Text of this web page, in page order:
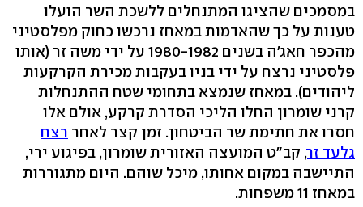
במסמכים שהציגו המתנחלים ללשכת השר הועלו
טענות על כך שהאדמות במאחז נרכשו כחוק מפלסטיני
מהכפר חאג'ה בשנים 1980-1982 על ידי משה זר (אותו
פלסטיני נרצח על ידי בניו בעקבות מכירת הקרקעות
ליהודים). במאחז שנמצא בתחומי שטח ההתנחלות
קרני שומרון החלו הליכי הסדרת קרקע, אולם אלו
חסרו את חתימת שר הביטחון. זמן קצר לאחר רצח
גלעד זר, קב"ט המועצה האזורית שומרון, בפיגוע ירי,
התיישבה במקום אחותו, מיכל שוהם. היום מתגוררות
במאחז 11 משפחות.